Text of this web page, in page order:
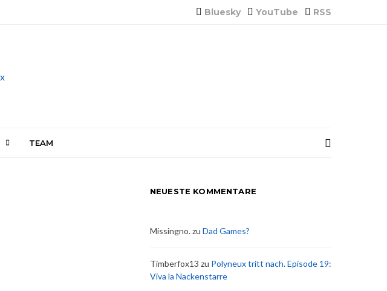
Bluesky YouTube RSS
TEAM
NEUESTE KOMMENTARE
Missingno.zu Dad Games?
Timberfox13 zu Polyneux tritt nach. Episode 19:
Viva la Nackenstarre